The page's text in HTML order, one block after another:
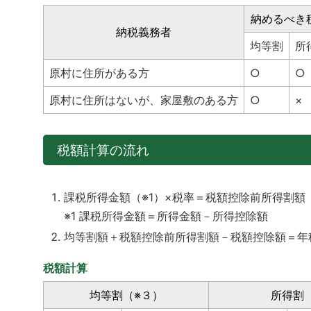
納税義務者
納めるべき
均等割
所
原村に住所がある方
○
○
原村に住所はないが、家屋敷のある方
○ ×
税額計算の流れ
課税所得金額（※1）×税率＝税額控除前所得割額
※1 課税所得金額＝所得金額－所得控除額
均等割額＋税額控除前所得割額－税額控除額＝年
税額計算
均等割（※３）
所得割